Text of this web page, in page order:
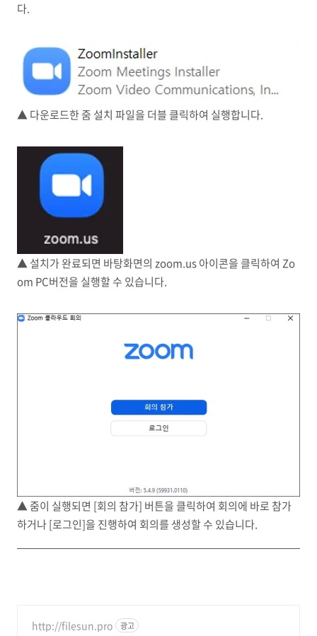
다.
▲ 다운로드한 줌 설치 파일을 더블 클릭하여 실행합니다.
▲ 설치가 완료되면 바탕화면의 zoom.us 아이콘을 클릭하여 Zo
om PC버전을 실행할 수 있습니다.
▲ 줌이 실행되면 [회의 참가] 버튼을 클릭하여 회의에 바로 참가
하거나 [로그인]을 진행하여 회의를 생성할 수 있습니다.
http://filesun.pro 광고